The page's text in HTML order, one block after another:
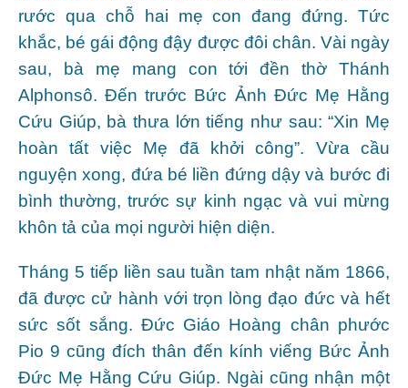
rước qua chỗ hai mẹ con đang đứng. Tức
khắc, bé gái động đậy được đôi chân. Vài ngày
sau, bà mẹ mang con tới đền thờ Thánh
Alphonsô. Đến trước Bức Ảnh Đức Mẹ Hằng
Cứu Giúp, bà thưa lớn tiếng như sau: “Xin Mẹ
hoàn tất việc Mẹ đã khởi công”. Vừa cầu
nguyện xong, đứa bé liền đứng dậy và bước đi
bình thường, trước sự kinh ngạc và vui mừng
khôn tả của mọi người hiện diện.
Tháng 5 tiếp liền sau tuần tam nhật năm 1866,
đã được cử hành với trọn lòng đạo đức và hết
sức sốt sắng. Đức Giáo Hoàng chân phước
Pio 9 cũng đích thân đến kính viếng Bức Ảnh
Đức Mẹ Hằng Cứu Giúp. Ngài cũng nhận một